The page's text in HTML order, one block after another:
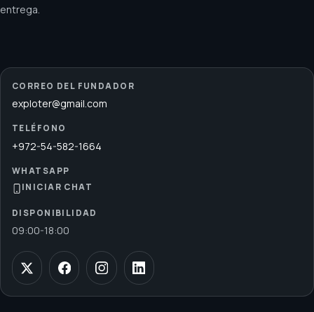
entrega.
CORREO DEL FUNDADOR
exploter@gmail.com
TELÉFONO
+972-54-582-1664
WHATSAPP
INICIAR CHAT
DISPONIBILIDAD
09:00-18:00